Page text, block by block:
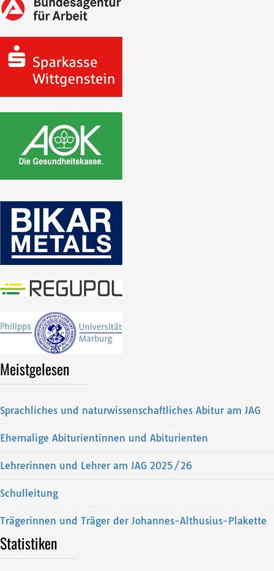
Meistgelesen
Sprachliches und naturwissenschaftliches Abitur am JAG
Ehemalige Abiturientinnen und Abiturienten
Lehrerinnen und Lehrer am JAG 2025/26
Schulleitung
Trägerinnen und Träger der Johannes-Althusius-Plakette
Statistiken